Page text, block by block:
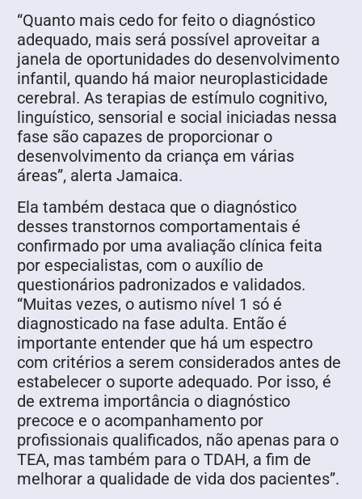
“Quanto mais cedo for feito o diagnóstico
adequado, mais será possível aproveitar a
janela de oportunidades do desenvolvimento
infantil, quando há maior neuroplasticidade
cerebral. As terapias de estímulo cognitivo,
linguístico, sensorial e social iniciadas nessa
fase são capazes de proporcionar o
desenvolvimento da criança em várias
áreas”, alerta Jamaica.
Ela também destaca que o diagnóstico
desses transtornos comportamentais é
confirmado por uma avaliação clínica feita
por especialistas, com o auxílio de
questionários padronizados e validados.
“Muitas vezes, o autismo nível 1 só é
diagnosticado na fase adulta. Então é
importante entender que há um espectro
com critérios a serem considerados antes de
estabelecer o suporte adequado. Por isso, é
de extrema importância o diagnóstico
precoce e o acompanhamento por
profissionais qualificados, não apenas para o
TEA, mas também para o TDAH, a fim de
melhorar a qualidade de vida dos pacientes”.